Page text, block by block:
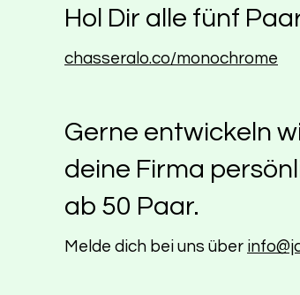
Hol Dir alle fünf
chasseralo.co/monochrome
Gerne entwickeln
deine Firma
ab 50 Paar.
Melde dich bei uns über